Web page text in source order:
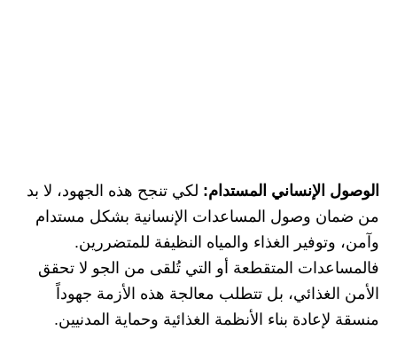
الوصول الإنساني المستدام:لكي تنجح هذه الجهود، لا بد
من ضمان وصول المساعدات الإنسانية بشكل مستدام
وآمن، وتوفير الغذاء والمياه النظيفة للمتضررين.
فالمساعدات المتقطعة أو التي تُلقى من الجو لا تحقق
الأمن الغذائي، بل تتطلب معالجة هذه الأزمة جهوداً
منسقة لإعادة بناء الأنظمة الغذائية وحماية المدنيين.